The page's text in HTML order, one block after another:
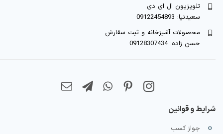
تلویزیون ال ای دی
سعیدنیا: 09122454893
محصولات آشپزخانه و ثبت سفارش
حسن زاده: 09128307434
شرایط و قوانین
جواز کسب